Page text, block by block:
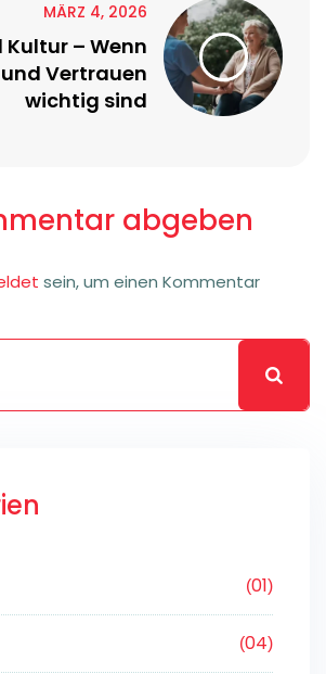
MÄRZ 4, 2026
Kultur – Wenn
Vertrauen
wichtig sind
abgeben
sein, um einen Kommentar
01
04